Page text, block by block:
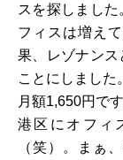
スを探しまし
フィスは増え
果、レゾナンス
ことにしました。
月額1,650円です
港区にオフィ
（笑）。まぁ